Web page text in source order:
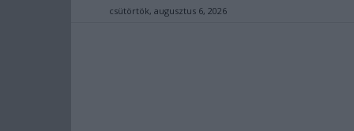
csütörtök, augusztus 6, 2026